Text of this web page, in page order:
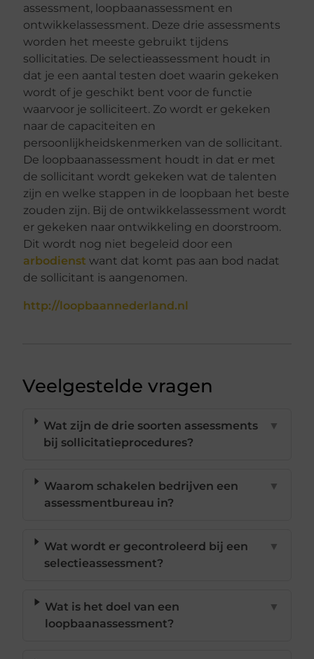
assessment, loopbaanassessment en
ontwikkelassessment. Deze drie assessments
worden het meeste gebruikt tijdens
sollicitaties. De selectieassessment houdt in
dat je een aantal testen doet waarin gekeken
wordt of je geschikt bent voor de functie
waarvoor je solliciteert. Zo wordt er gekeken
naar de capaciteiten en
persoonlijkheidskenmerken van de sollicitant.
De loopbaanassessment houdt in dat er met
de sollicitant wordt gekeken wat de talenten
zijn en welke stappen in de loopbaan het beste
zouden zijn. Bij de ontwikkelassessment wordt
er gekeken naar ontwikkeling en doorstroom.
Dit wordt nog niet begeleid door een
arbodienst want dat komt pas aan bod nadat
de sollicitant is aangenomen.
http://loopbaannederland.nl
Veelgestelde vragen
Wat zijn de drie soorten assessments
bij sollicitatieprocedures?
▼
Waarom schakelen bedrijven een
assessmentbureau in?
▼
Wat wordt er gecontroleerd bij een
selectieassessment?
▼
Wat is het doel van een
loopbaanassessment?
▼